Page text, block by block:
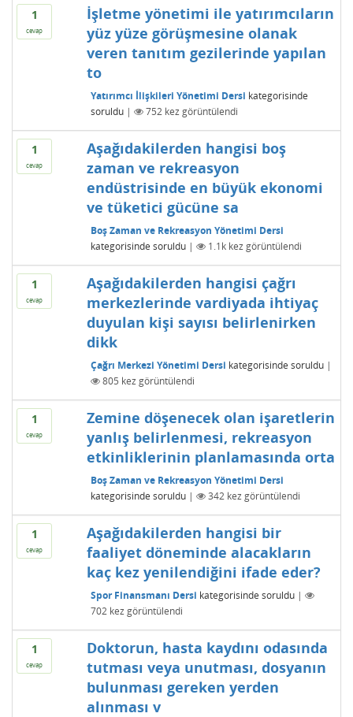
1
cevap
İşletme yönetimi ile yatırımcıların
yüz yüze görüşmesine olanak
veren tanıtım gezilerinde yapılan
to
Yatırımcı İlişkileri Yönetimi Dersi kategorisinde
soruldu | 752kez görüntülendi
1
cevap
Aşağıdakilerden hangisi boş
zaman ve rekreasyon
endüstrisinde en büyük ekonomi
ve tüketici gücüne sa
Boş Zaman ve Rekreasyon Yönetimi Dersi
kategorisinde soruldu | 1.1kkez görüntülendi
1
cevap
Aşağıdakilerden hangisi çağrı
merkezlerinde vardiyada ihtiyaç
duyulan kişi sayısı belirlenirken
dikk
Çağrı Merkezi Yönetimi Dersi kategorisinde soruldu |
805 kez görüntülendi
1
cevap
Zemine döşenecek olan işaretlerin
yanlış belirlenmesi, rekreasyon
etkinliklerinin planlamasında orta
Boş Zaman ve Rekreasyon Yönetimi Dersi
kategorisinde soruldu | 342kez görüntülendi
1
cevap
Aşağıdakilerden hangisi bir
faaliyet döneminde alacakların
kaç kez yenilendiğini ifade eder?
Spor Finansmanı Dersi kategorisinde soruldu |
702kez görüntülendi
1
cevap
Doktorun, hasta kaydını odasında
tutması veya unutması, dosyanın
bulunması gereken yerden
alınması v